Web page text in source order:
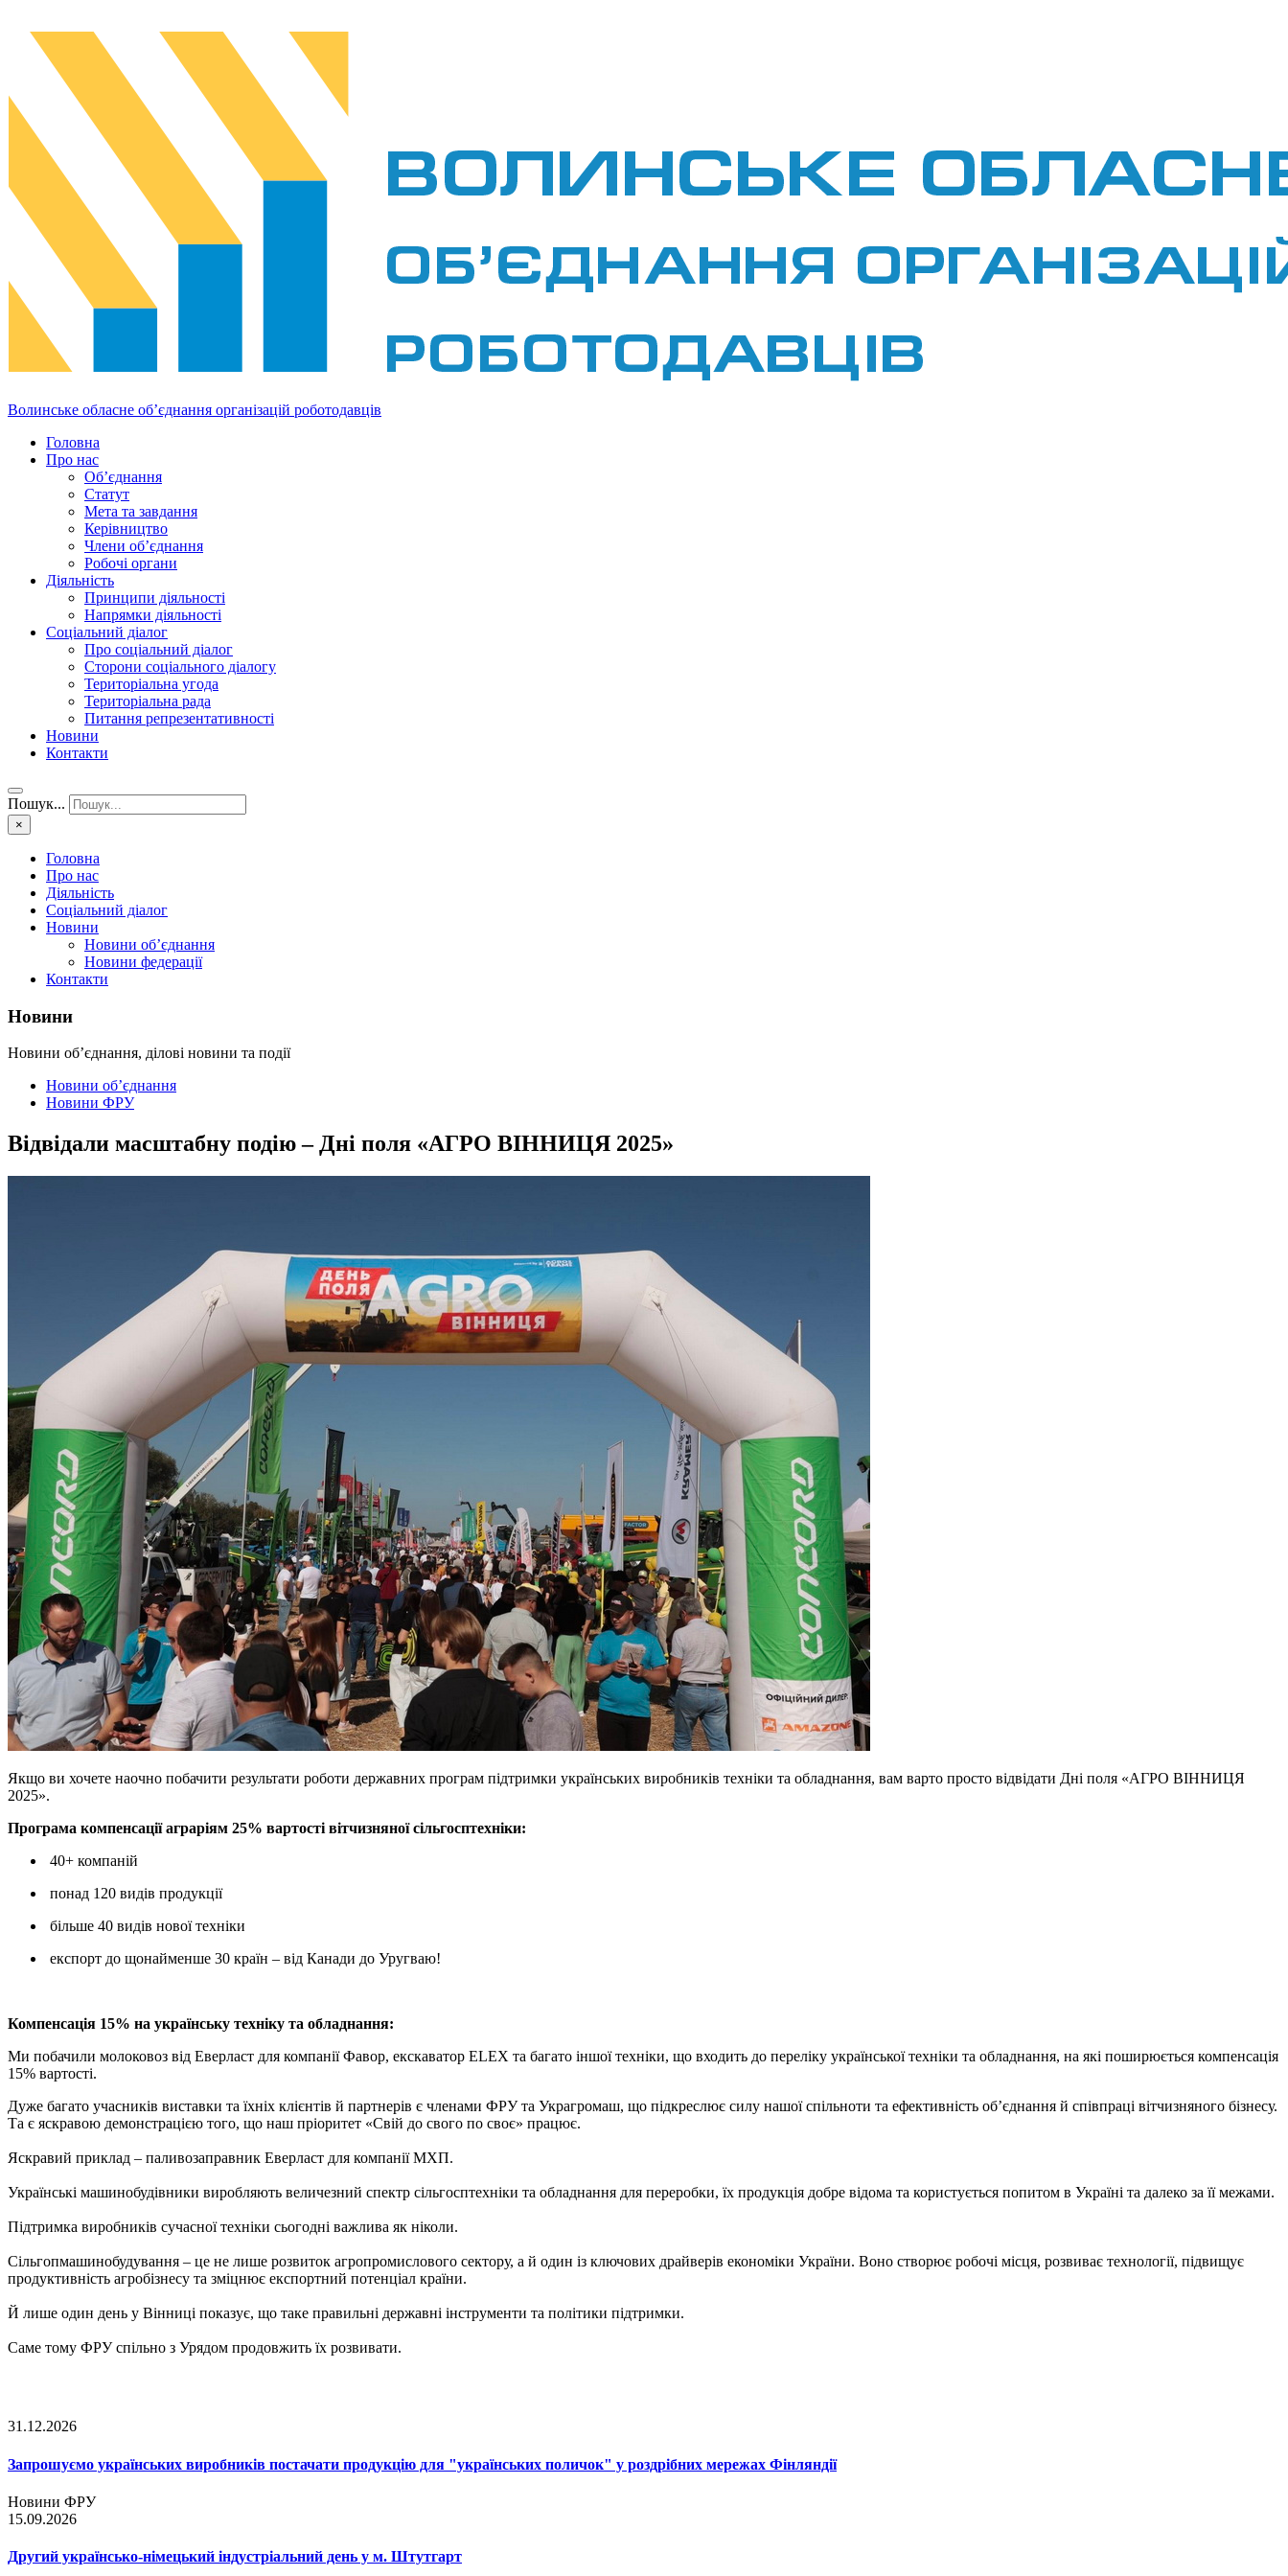
Волинське обласне об’єднання організацій роботодавців
Головна
Про нас
Об’єднання
Статут
Мета та завдання
Керівництво
Члени об’єднання
Робочі органи
Діяльність
Принципи діяльності
Напрямки діяльності
Соціальний діалог
Про соціальний діалог
Сторони соціального діалогу
Територіальна угода
Територіальна рада
Питання репрезентативності
Новини
Контакти
Пошук...
×
Головна
Про нас
Діяльність
Соціальний діалог
Новини
Новини об’єднання
Новини федерації
Контакти
Новини
Новини об’єднання, ділові новини та події
Новини об’єднання
Новини ФРУ
Відвідали масштабну подію – Дні поля «АГРО ВІННИЦЯ 2025»
Якщо ви хочете наочно побачити результати роботи державних програм підтримки українських виробників техніки та обладнання, вам варто просто відвідати Дні поля «АГРО ВІННИЦЯ
2025».
Програма компенсації аграріям 25% вартості вітчизняної сільгосптехніки:
40+ компаній
понад 120 видів продукції
більше 40 видів нової техніки
експорт до щонайменше 30 країн – від Канади до Уругваю!
Компенсація 15% на українську техніку та обладнання:
Ми побачили молоковоз від Еверласт для компанії Фавор, екскаватор ELEX та багато іншої техніки, що входить до переліку української техніки та обладнання, на які поширюється компенсація
15% вартості.
Дуже багато учасників виставки та їхніх клієнтів й партнерів є членами ФРУ та Украгромаш, що підкреслює силу нашої спільноти та ефективність об’єднання й співпраці вітчизняного бізнесу.
Та є яскравою демонстрацією того, що наш пріоритет «Свій до свого по своє» працює.
Яскравий приклад – паливозаправник Еверласт для компанії МХП.
Українські машинобудівники виробляють величезний спектр сільгосптехніки та обладнання для переробки, їх продукція добре відома та користується попитом в Україні та далеко за її межами.
Підтримка виробників сучасної техніки сьогодні важлива як ніколи.
Сільгопмашинобудування – це не лише розвиток агропромислового сектору, а й один із ключових драйверів економіки України. Воно створює робочі місця, розвиває технології, підвищує
продуктивність агробізнесу та зміцнює експортний потенціал країни.
Й лише один день у Вінниці показує, що таке правильні державні інструменти та політики підтримки.
Саме тому ФРУ спільно з Урядом продовжить їх розвивати.
31.12.2026
Запрошуємо українських виробників постачати продукцію для "українських поличок" у роздрібних мережах Фінляндії
Новини ФРУ
15.09.2026
Другий українсько-німецький індустріальний день у м. Штутгарт